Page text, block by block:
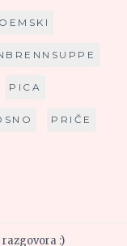
PICA
PRIČE
:)